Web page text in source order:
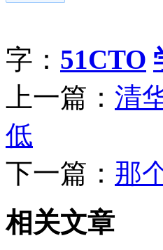
字： 51CTO
上一篇： 清
低
下一篇： 那
相关文章